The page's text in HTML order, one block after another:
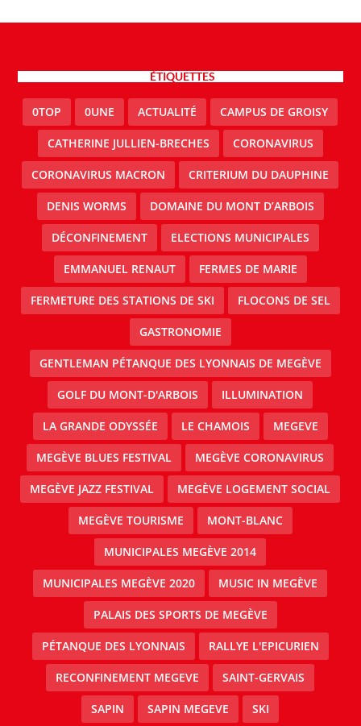
ÉTIQUETTES
0TOP 0UNE ACTUALITÉ CAMPUS DE GROISY
CATHERINE JULLIEN-BRECHES CORONAVIRUS
CORONAVIRUS MACRON CRITERIUM DU DAUPHINE
DENIS WORMS DOMAINE DU MONT D’ARBOIS
DÉCONFINEMENT ELECTIONS MUNICIPALES
EMMANUEL RENAUT FERMES DE MARIE
FERMETURE DES STATIONS DE SKI FLOCONS DE SEL
GASTRONOMIE
GENTLEMAN PÉTANQUE DES LYONNAIS DE MEGÈVE
GOLF DU MONT-D'ARBOIS ILLUMINATION
LA GRANDE ODYSSÉE LE CHAMOIS MEGEVE
MEGÈVE BLUES FESTIVAL MEGÈVE CORONAVIRUS
MEGÈVE JAZZ FESTIVAL MEGÈVE LOGEMENT SOCIAL
MEGÈVE TOURISME MONT-BLANC
MUNICIPALES MEGÈVE 2014
MUNICIPALES MEGÈVE 2020 MUSIC IN MEGÈVE
PALAIS DES SPORTS DE MEGÈVE
PÉTANQUE DES LYONNAIS RALLYE L'EPICURIEN
RECONFINEMENT MEGEVE SAINT-GERVAIS
SAPIN SAPIN MEGEVE SKI